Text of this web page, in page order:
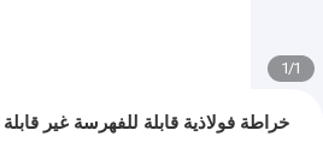
1
/
1
خراطة فولاذية قابلة للفهرسة غير